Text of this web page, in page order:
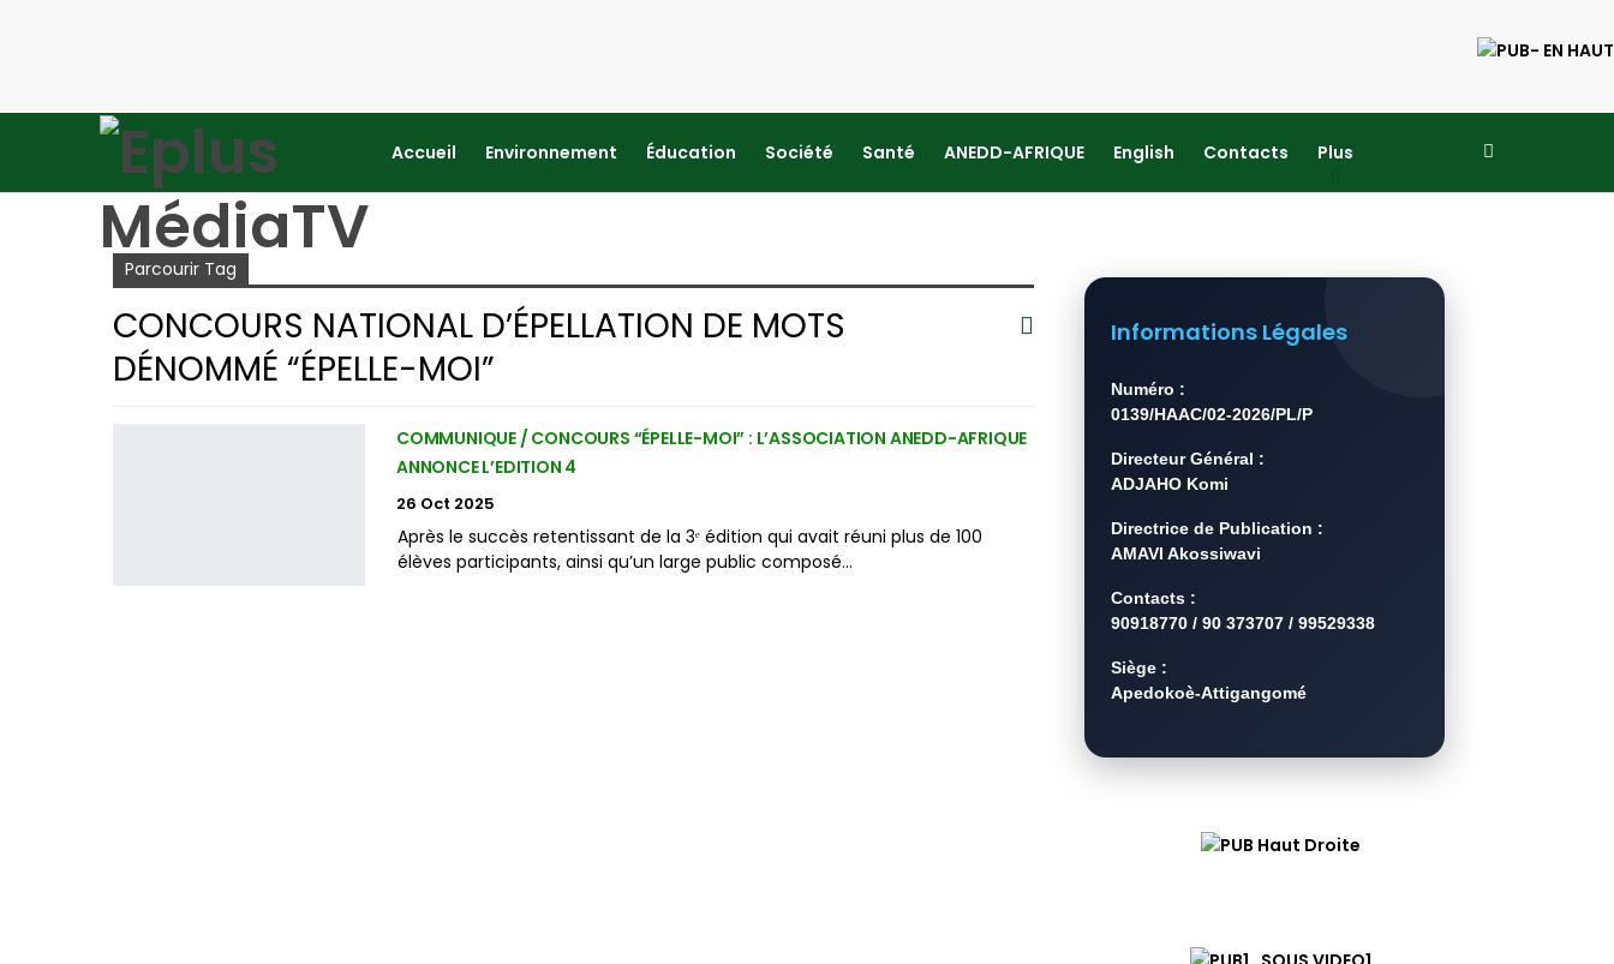
Accueil Environnement Éducation Société Santé ANEDD-AFRIQUE English Contacts Plus
Accueil concours national d’épellation de mots dénommé “ÉPELLE-MOI”
Parcourir Tag
CONCOURS NATIONAL D’ÉPELLATION DE MOTS
DÉNOMMÉ “ÉPELLE-MOI”
COMMUNIQUE / CONCOURS “ÉPELLE-MOI” : L’ASSOCIATION ANEDD-AFRIQUE
ANNONCE L’EDITION 4
26 Oct 2025
Après le succès retentissant de la 3ᵉ édition qui avait réuni plus de 100
élèves participants, ainsi qu’un large public composé…
Informations Légales
Numéro :
0139/HAAC/02-2026/PL/P
Directeur Général :
ADJAHO Komi
Directrice de Publication :
AMAVI Akossiwavi
Contacts :
90918770 / 90 373707 / 99529338
Siège :
Apedokoè-Attigangomé